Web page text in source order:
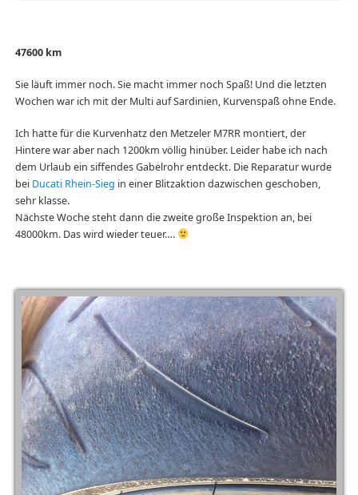
47600 km
Sie läuft immer noch. Sie macht immer noch Spaß! Und die letzten
Wochen war ich mit der Multi auf Sardinien, Kurvenspaß ohne Ende.
Ich hatte für die Kurvenhatz den Metzeler M7RR montiert, der
Hintere war aber nach 1200km völlig hinüber. Leider habe ich nach
dem Urlaub ein siffendes Gabelrohr entdeckt. Die Reparatur wurde
bei Ducati Rhein-Sieg in einer Blitzaktion dazwischen geschoben,
sehr klasse.
Nächste Woche steht dann die zweite große Inspektion an, bei
48000km. Das wird wieder teuer….